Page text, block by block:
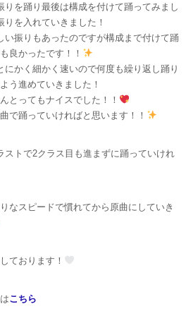
りを踊り最後は構成を付けて踊ってみまし
を入れていきました！
い振りもあったのですが構成まで付けて踊
良かったです！！
にかく細かく速いので何度も繰り返し踊り
う進めていきました！
とってもナイスでした！！
で踊っていければと思います！！
ストで2クラス目も進まずに踊っていけれ
なスピードで慣れてから原曲にしていき
ております！
こちら